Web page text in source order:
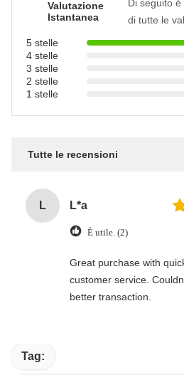
Valutazione
Istantanea
Di seguito
di tutte le
5 stelle
4 stelle
3 stelle
2 stelle
1 stelle
Tutte le recensioni
L L*a
È utile. (2)
Great purchase with
customer service.
better transaction.
Tag: